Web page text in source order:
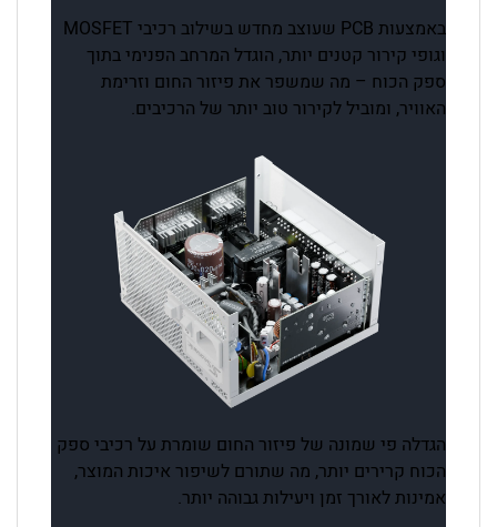
באמצעות PCB שעוצב מחדש בשילוב רכיבי MOSFET
וגופי קירור קטנים יותר, הוגדל המרחב הפנימי בתוך
ספק הכוח – מה שמשפר את פיזור החום וזרימת
האוויר, ומוביל לקירור טוב יותר של הרכיבים.
הגדלה פי שמונה של פיזור החום שומרת על רכיבי ספק
הכוח קרירים יותר, מה שתורם לשיפור איכות המוצר,
אמינות לאורך זמן ויעילות גבוהה יותר.